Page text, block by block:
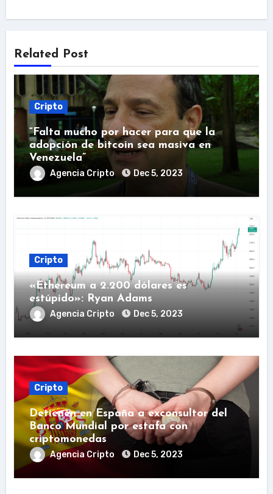
Related Post
Cripto
“Falta mucho por hacer para que la
adopción de bitcoin sea masiva en
Venezuela”
Agencia Cripto Dec 5, 2023
Cripto
«Ethereum a 2.200 dólares es
estúpido»: Ryan Adams
Agencia Cripto Dec 5, 2023
Cripto
Detienen en España a exconsultor del
Banco Mundial por estafa con
criptomonedas
Agencia Cripto Dec 5, 2023